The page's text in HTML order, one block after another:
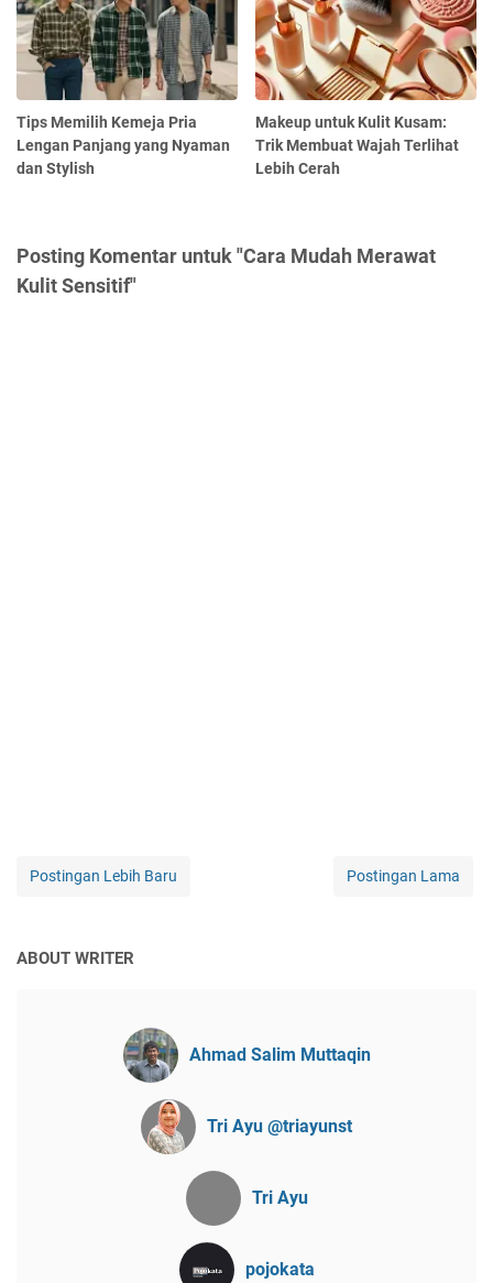
Tips Memilih Kemeja Pria
Lengan Panjang yang Nyaman
dan Stylish
Makeup untuk Kulit Kusam:
Trik Membuat Wajah Terlihat
Lebih Cerah
Posting Komentar untuk "Cara Mudah Merawat
Kulit Sensitif"
Postingan Lebih Baru Postingan Lama
ABOUT WRITER
Ahmad Salim Muttaqin
Tri Ayu @triayunst
Tri Ayu
pojokata